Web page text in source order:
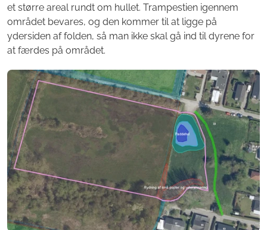
et større areal rundt om hullet. Trampestien igennem
området bevares, og den kommer til at ligge på
ydersiden af folden, så man ikke skal gå ind til dyrene for
at færdes på området.